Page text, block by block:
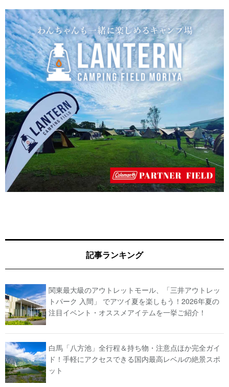
記事ランキング
関東最大級のアウトレットモール、「三井アウトレッ
トパーク 入間」 でアツイ夏を楽しもう！2026年夏の
注目イベント・オススメアイテムを一挙ご紹介！
白馬「八方池」全行程＆持ち物・注意点ほか完全ガイ
ド！手軽にアクセスできる国内最高レベルの絶景スポ
ット